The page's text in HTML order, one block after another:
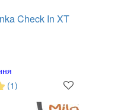
Check In XT
(1)